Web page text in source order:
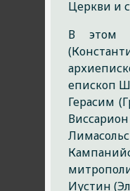
Церкви и
В этом
епископ
Герасим
Иустин